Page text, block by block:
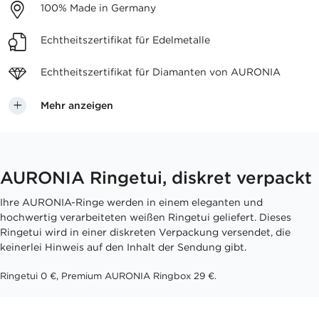
100% Made in Germany
Echtheitszertifikat für Edelmetalle
Echtheitszertifikat für Diamanten von AURONIA
Mehr anzeigen
AURONIA Ringetui, diskret verpackt
Ihre AURONIA-Ringe werden in einem eleganten und
hochwertig verarbeiteten weißen Ringetui geliefert. Dieses
Ringetui wird in einer diskreten Verpackung versendet, die
keinerlei Hinweis auf den Inhalt der Sendung gibt.
Ringetui 0 €, Premium AURONIA Ringbox 29 €.